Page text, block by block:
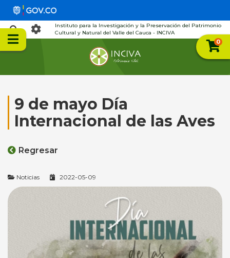
Instituto para la Investigación y la Preservación del Patrimonio
Cultural y Natural del Valle del Cauca - INCIVA
0
9 de mayo Día
Internacional de las Aves
Regresar
Noticias 2022-05-09